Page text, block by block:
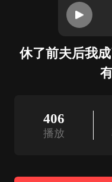
休了前夫后我
406
播放